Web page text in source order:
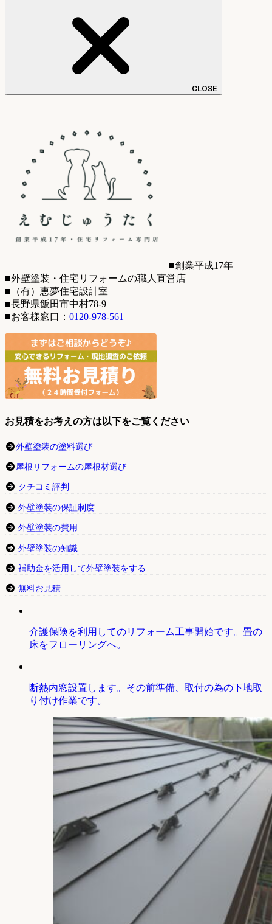
CLOSE
■創業平成17年
■外壁塗装・住宅リフォームの職人直営店
■（有）恵夢住宅設計室
■長野県飯田市中村78-9
■お客様窓口： 0120-978-561
お見積をお考えの方は以下をご覧ください
外壁塗装の塗料選び
屋根リフォームの屋根材選び
クチコミ評判
外壁塗装の保証制度
外壁塗装の費用
外壁塗装の知識
補助金を活用して外壁塗装をする
無料お見積
介護保険を利用してのリフォーム工事開始です。畳の
床をフローリングへ。
断熱内窓設置します。その前準備、取付の為の下地取
り付け作業です。